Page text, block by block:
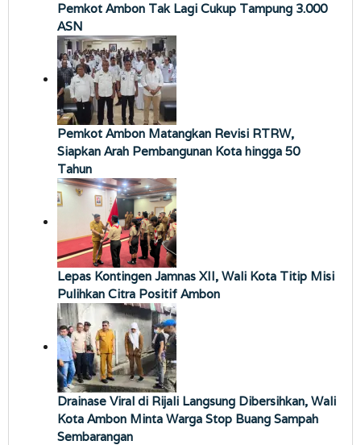
Pemkot Ambon Tak Lagi Cukup Tampung 3.000
ASN
Pemkot Ambon Matangkan Revisi RTRW,
Siapkan Arah Pembangunan Kota hingga 50
Tahun
Lepas Kontingen Jamnas XII, Wali Kota Titip Misi
Pulihkan Citra Positif Ambon
Drainase Viral di Rijali Langsung Dibersihkan, Wali
Kota Ambon Minta Warga Stop Buang Sampah
Sembarangan